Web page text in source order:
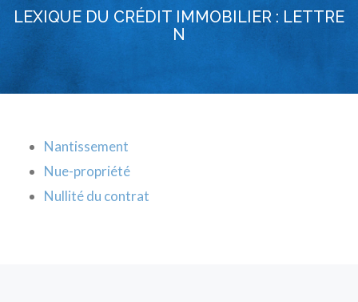
LEXIQUE DU CRÉDIT IMMOBILIER : LETTRE
N
Nantissement
Nue-propriété
Nullité du contrat